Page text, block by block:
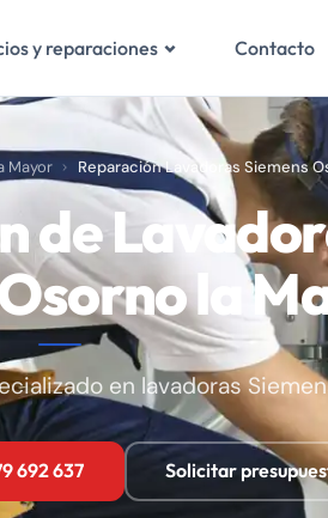
y reparaciones Contacto
Mayor Reparación Lavadoras Siemens
de
la
en lavadoras
692 637 Solicitar